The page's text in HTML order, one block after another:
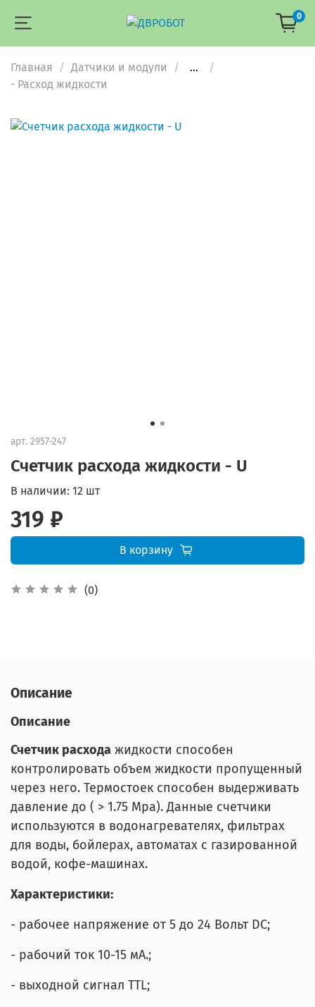
0
Главная Датчики и модули
...
- Расход жидкости
арт. 2957-247
Счетчик расхода жидкости - U
(0)
В наличии: 12 шт
319 ₽
В корзину
Описание
Описание
Счетчик расхода жидкости способен
контролировать объем жидкости пропущенный
через него. Термостоек способен выдерживать
давление до ( > 1.75 Mpa). Данные счетчики
используются в водонагревателях, фильтрах
для воды, бойлерах, автоматах с газированной
водой, кофе-машинах.
Характеристики:
- рабочее напряжение от 5 до 24 Вольт DC;
- рабочий ток 10-15 мА.;
- выходной сигнал TTL;